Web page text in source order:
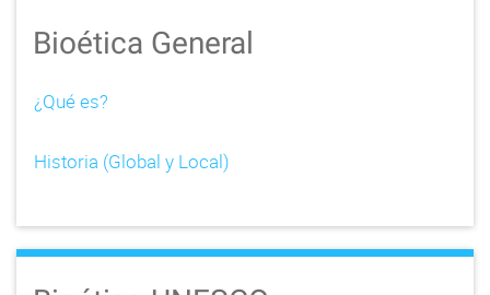
Bioética General
¿Qué es?
Historia (Global y Local)